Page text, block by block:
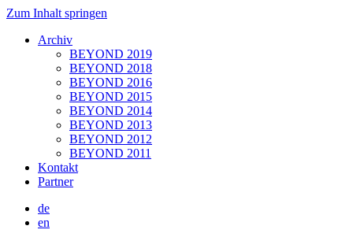
Zum Inhalt springen
Archiv
BEYOND 2019
BEYOND 2018
BEYOND 2016
BEYOND 2015
BEYOND 2014
BEYOND 2013
BEYOND 2012
BEYOND 2011
Kontakt
Partner
de
en